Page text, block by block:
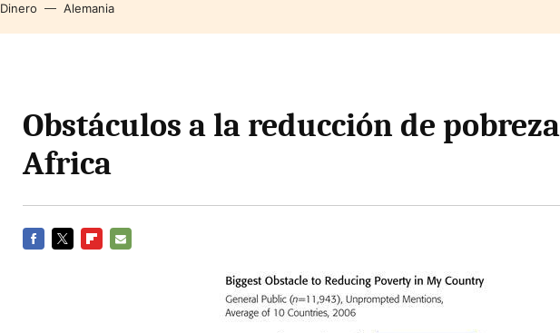
Dinero Alemania
Obstáculos a la reducción de
Africa